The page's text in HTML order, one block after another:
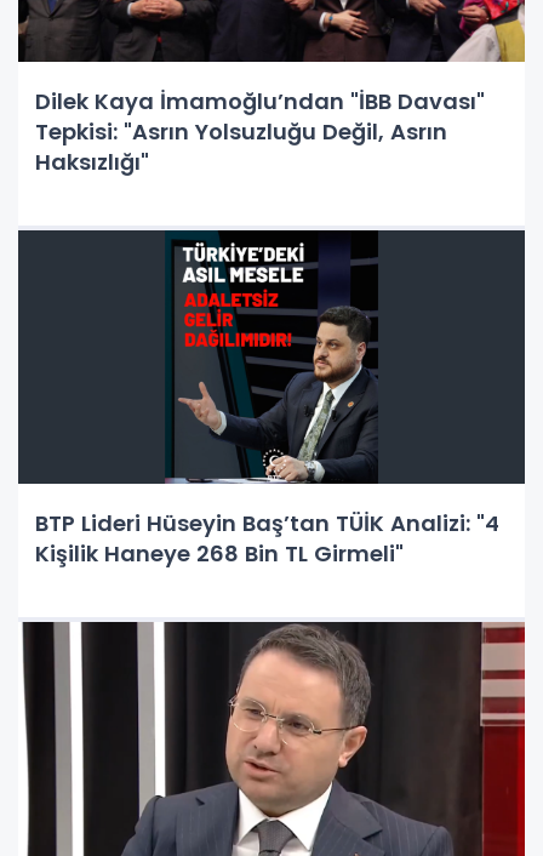
Dilek Kaya İmamoğlu’ndan "İBB Davası"
Tepkisi: "Asrın Yolsuzluğu Değil, Asrın
Haksızlığı"
BTP Lideri Hüseyin Baş’tan TÜİK Analizi: "4
Kişilik Haneye 268 Bin TL Girmeli"